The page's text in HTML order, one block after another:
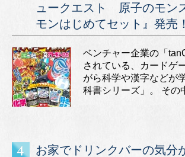
ュークエスト 原子のモン
モンはじめてセット』発売
ベンチャー企業の「
されている、カードゲ
がら科学や漢字などが
科書シリーズ」。 その
お家でドリンクバーの気分